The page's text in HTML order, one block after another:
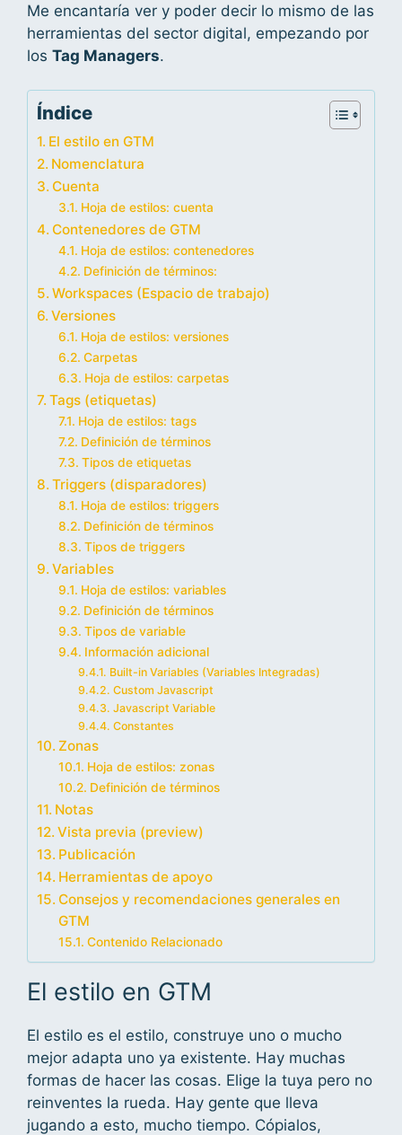
Me encantaría ver y poder decir lo mismo de las
herramientas del sector digital, empezando por
los Tag Managers.
Índice
El estilo en GTM
Nomenclatura
Cuenta
Hoja de estilos: cuenta
Contenedores de GTM
Hoja de estilos: contenedores
Definición de términos:
Workspaces (Espacio de trabajo)
Versiones
Hoja de estilos: versiones
Carpetas
Hoja de estilos: carpetas
Tags (etiquetas)
Hoja de estilos: tags
Definición de términos
Tipos de etiquetas
Triggers (disparadores)
Hoja de estilos: triggers
Definición de términos
Tipos de triggers
Variables
Hoja de estilos: variables
Definición de términos
Tipos de variable
Información adicional
Built-in Variables (Variables Integradas)
Custom Javascript
Javascript Variable
Constantes
Zonas
Hoja de estilos: zonas
Definición de términos
Notas
Vista previa (preview)
Publicación
Herramientas de apoyo
Consejos y recomendaciones generales en
GTM
Contenido Relacionado
El estilo en GTM
El estilo es el estilo, construye uno o mucho
mejor adapta uno ya existente. Hay muchas
formas de hacer las cosas. Elige la tuya pero no
reinventes la rueda. Hay gente que lleva
jugando a esto, mucho tiempo. Cópialos,